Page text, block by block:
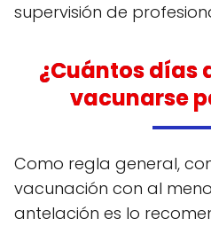
supervisión de
¿Cuántos días
vacunarse
Como regla general,
vacunación con al
antelación es lo